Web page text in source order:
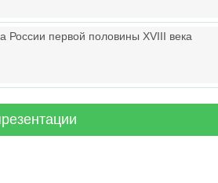
России первой половины XVIII века